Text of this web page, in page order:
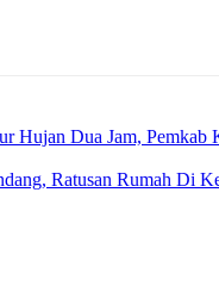
Hujan Dua Jam, Pemkab
Ratusan Rumah Di